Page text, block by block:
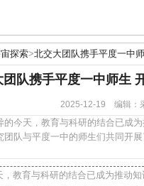
探索>北交大团队携手平度一中
团队携手平度一中师生
2025-12-19 编辑：
天，教育与科研的结合已成为
团队与平度一中的师生们共同开
教育与科研的结合已成为推动